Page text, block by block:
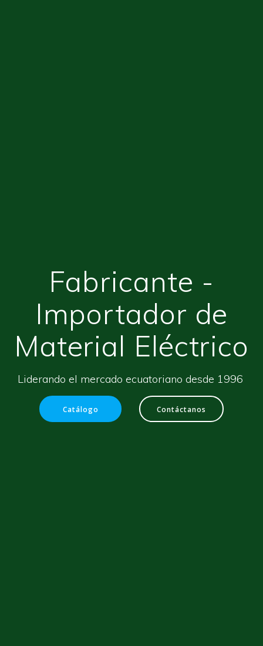
Fabricante -
Importador de
Material Eléctrico
Liderando el mercado ecuatoriano desde 1996
Catálogo Contáctanos